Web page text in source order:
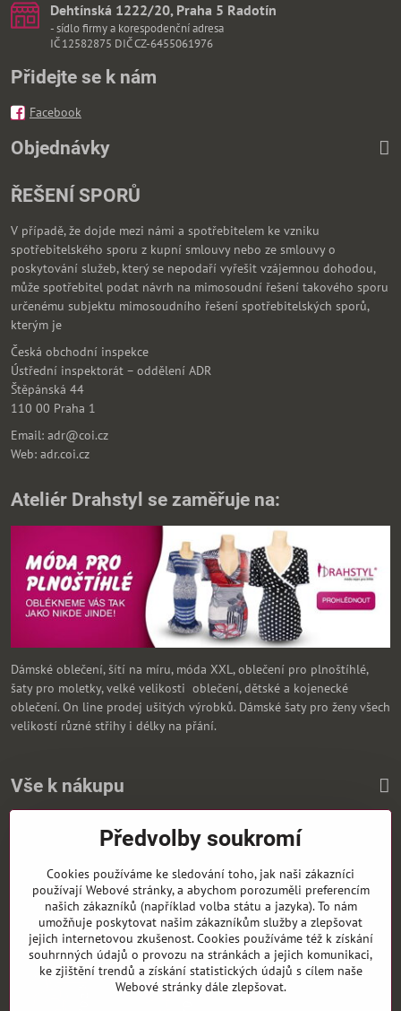
Dehtínská 1222/20, Praha 5 Radotín
- sídlo firmy a korespodenční adresa
IČ 12582875 DIČ CZ-6455061976
Přidejte se k nám
Facebook
Objednávky
ŘEŠENÍ SPORŮ
V případě, že dojde mezi námi a spotřebitelem ke vzniku
spotřebitelského sporu z kupní smlouvy nebo ze smlouvy o
poskytování služeb, který se nepodaří vyřešit vzájemnou dohodou,
může spotřebitel podat návrh na mimosoudní řešení takového sporu
určenému subjektu mimosoudního řešení spotřebitelských sporů,
kterým je
Česká obchodní inspekce
Ústřední inspektorát – oddělení ADR
Štěpánská 44
110 00 Praha 1
Email: adr@coi.cz
Web: adr.coi.cz
Ateliér Drahstyl se zaměřuje na:
Dámské oblečení, šítí na míru, móda XXL, oblečení pro plnoštíhlé,
šaty pro moletky, velké velikosti oblečení, dětské a kojenecké
oblečení. On line prodej ušitých výrobků. Dámské šaty pro ženy všech
velikostí různé střihy i délky na přání.
Vše k nákupu
Zasíláme i na SlovenskoPředvolby soukromí
Cookies používáme ke sledování toho, jak naši zákazníci
používají Webové stránky, a abychom porozuměli preferencím
našich zákazníků (například volba státu a jazyka). To nám
umožňuje poskytovat našim zákazníkům služby a zlepšovat
jejich internetovou zkušenost. Cookies používáme též k získání
souhrnných údajů o provozu na stránkách a jejich komunikaci,
ke zjištění trendů a získání statistických údajů s cílem naše
Webové stránky dále zlepšovat.